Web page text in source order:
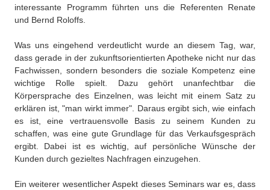
interessante Programm führten uns die Referenten Renate
und Bernd Roloffs.
Was uns eingehend verdeutlicht wurde an diesem Tag, war,
dass gerade in der zukunftsorientierten Apotheke nicht nur das
Fachwissen, sondern besonders die soziale Kompetenz eine
wichtige Rolle spielt. Dazu gehört unanfechtbar die
Körpersprache des Einzelnen, was leicht mit einem Satz zu
erklären ist, "man wirkt immer". Daraus ergibt sich, wie einfach
es ist, eine vertrauensvolle Basis zu seinem Kunden zu
schaffen, was eine gute Grundlage für das Verkaufsgespräch
ergibt. Dabei ist es wichtig, auf persönliche Wünsche der
Kunden durch gezieltes Nachfragen einzugehen.
Ein weiterer wesentlicher Aspekt dieses Seminars war es, dass